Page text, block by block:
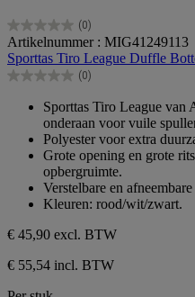
(0)
0.0
van
de
5
Artikelnummer : MIG41249113
Sporttas Tiro League Duffle
(0)
0.0
sterren.
Sporttas Tiro League van
onderaan voor vuile
Polyester voor extra
Grote opening en grote
opbergruimte.
Verstelbare en
Kleuren: rood/wit/zwart.
€ 45,90 excl. BTW
€ 55,54 incl. BTW